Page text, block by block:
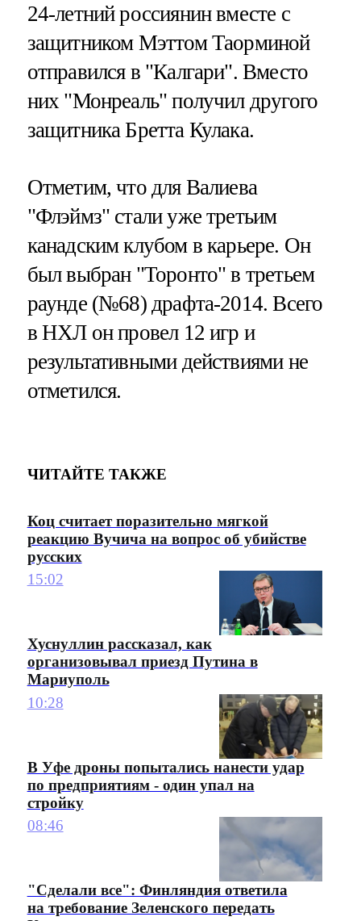
24-летний россиянин вместе с
защитником Мэттом Таорминой
отправился в "Калгари". Вместо
них "Монреаль" получил другого
защитника Бретта Кулака.
Отметим, что для Валиева
"Флэймз" стали уже третьим
канадским клубом в карьере. Он
был выбран "Торонто" в третьем
раунде (№68) драфта-2014. Всего
в НХЛ он провел 12 игр и
результативными действиями не
отметился.
ЧИТАЙТЕ ТАКЖЕ
Коц считает поразительно мягкой
реакцию Вучича на вопрос об убийстве
русских
15:02
Хуснуллин рассказал, как
организовывал приезд Путина в
Мариуполь
10:28
В Уфе дроны попытались нанести удар
по предприятиям - один упал на
стройку
08:46
"Сделали все": Финляндия ответила
на требование Зеленского передать